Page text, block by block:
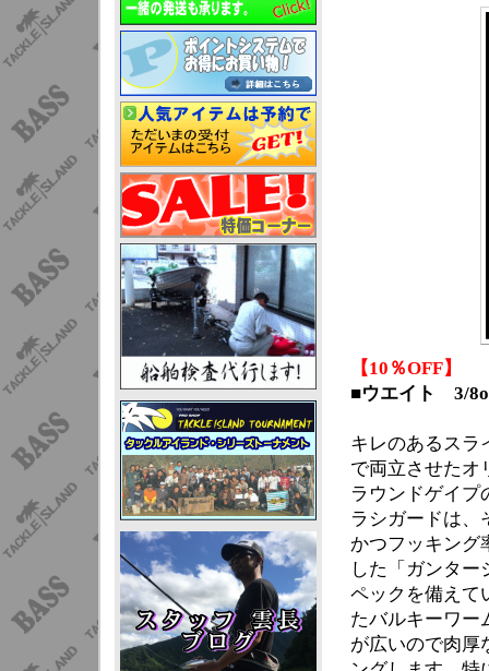
【10％OFF】
■ウエイト 3/
キレのあるスラ
で両立させたオ
ラウンドゲイプ
ラシガードは、
かつフッキング
した「ガンタ
ペックを備えて
たバルキーワ
が広いので肉厚